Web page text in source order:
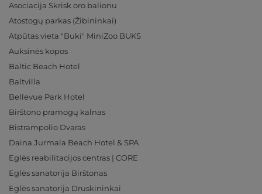
Asociacija Skrisk oro balionu
Atostogų parkas (Žibininkai)
Atpūtas vieta "Buki" MiniZoo BUKS
Auksinės kopos
Baltic Beach Hotel
Baltvilla
Bellevue Park Hotel
Birštono pramogų kalnas
Bistrampolio Dvaras
Daina Jurmala Beach Hotel & SPA
Eglės reabilitacijos centras | CORE
Eglės sanatorija Birštonas
Eglės sanatorija Druskininkai